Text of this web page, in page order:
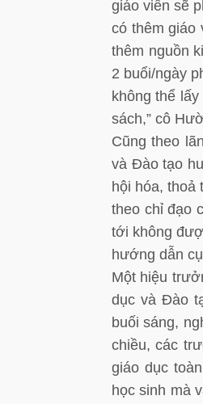
giáo viên sẽ
có thêm giáo
thêm nguồn
2 buổi/ngày
không thể
sách,” cô
Cũng theo
và Đào tạo
hội hóa, thoả
theo chỉ đạo
tới không
hướng dẫn
Một hiệu
dục và Đào
buối sáng,
chiều, các
giáo dục
học sinh mà